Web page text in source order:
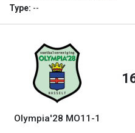
Type: --
Olympia'28 MO11-1